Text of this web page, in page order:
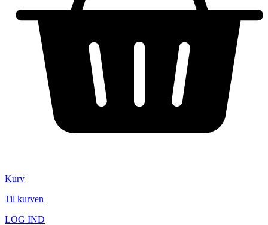
Kurv
Til kurven
LOG IND